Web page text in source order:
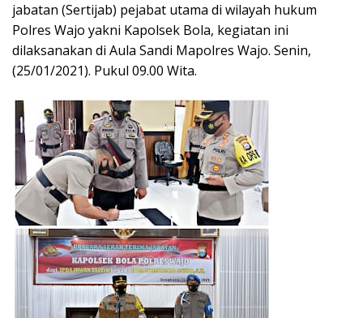
jabatan (Sertijab) pejabat utama di wilayah hukum
Polres Wajo yakni Kapolsek Bola, kegiatan ini
dilaksanakan di Aula Sandi Mapolres Wajo. Senin,
(25/01/2021). Pukul 09.00 Wita.